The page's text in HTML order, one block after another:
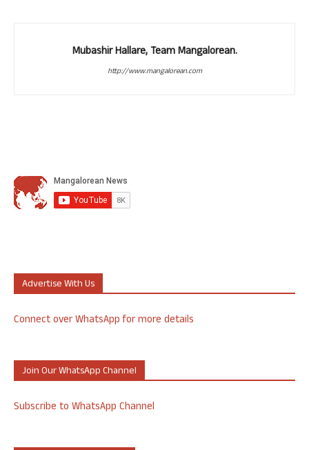
Mubashir Hallare, Team Mangalorean.
http://www.mangalorean.com
Advertise With Us
Connect over WhatsApp for more details
Join Our WhatsApp Channel
Subscribe to WhatsApp Channel